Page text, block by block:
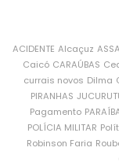
ACIDENTE Alcaçuz
Caicó CARAÚBAS
currais novos Dilma
PIRANHAS
Pagamento
POLÍCIA MILITAR
Robinson Faria